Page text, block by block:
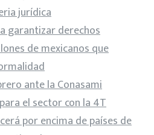
jurídica
garantizar derechos
de mexicanos que
ante la Conasami
el sector con la 4T
por encima de países de